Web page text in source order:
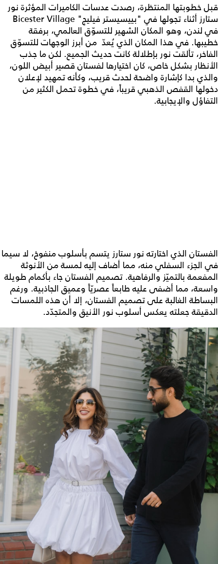
قبل خطوبتها المنتظرة، رصدت عدسات الكاميرات المؤثرة نور
ستارز أثناء تجولها في "بييسيستر فيليج" Bicester Village
في لندن، وهو المكان الشهير للتسوّق العالمي، برفقة
خطيبها. في هذا المكان الذي يُعدّ من أبرز الوجهات للتسوّق
الفاخر، تألقت نور بإطلالة كانت حديث الجميع. لكن ما جذب
الأنظار بشكل خاص، كان اختيارها لفستان قصير أبيض اللون،
والذي بدا كإشارة واضحة لحدث قريب، وكأنه تمهيد لإعلان
دخولها القفص الذهبي قريباً، في خطوة تحمل الكثير من
التفاؤل والإيجابية.
الفستان الذي اختارته نور ستارز يتسم بأسلوب منفوخ، لا سيما
في الجزء السفلي منه، مما أضاف إليه لمسة من الأنوثة
المفعمة بالتميّز والرفاهية. تصميم الفستان جاء بأكمام طويلة
واسعة، مما أضفى عليه طابعاً عصريّاً وعميق الجاذبية. ورغم
البساطة الغالبة على تصميم الفستان، إلا أن هذه اللمسات
الدقيقة جعلته يعكس أسلوب نور الأنيق والمتجدّد.